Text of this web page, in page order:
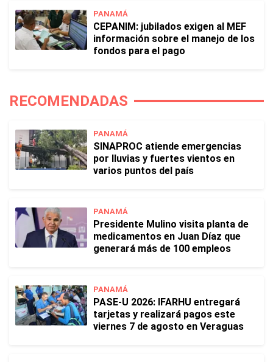
PANAMÁ
CEPANIM: jubilados exigen al MEF
información sobre el manejo de los
fondos para el pago
RECOMENDADAS
PANAMÁ
SINAPROC atiende emergencias
por lluvias y fuertes vientos en
varios puntos del país
PANAMÁ
Presidente Mulino visita planta de
medicamentos en Juan Díaz que
generará más de 100 empleos
PANAMÁ
PASE-U 2026: IFARHU entregará
tarjetas y realizará pagos este
viernes 7 de agosto en Veraguas